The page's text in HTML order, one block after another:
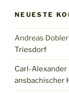
NEUESTE
Andreas Dobler
Triesdorf
Carl-Alexander
ansbachischer